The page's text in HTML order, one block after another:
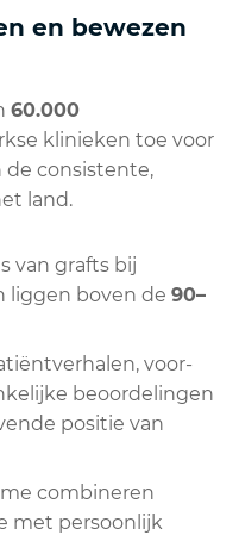
en bewezen
60.000
klinieken toe voor
de consistente,
land.
van grafts bij
liggen boven de 90–
voor-
beoordelingen
positie van
combineren
met persoonlijk